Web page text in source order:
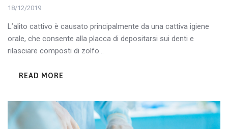
18/12/2019
L’alito cattivo è causato principalmente da una cattiva igiene
orale, che consente alla placca di depositarsi sui denti e
rilasciare composti di zolfo...
READ MORE